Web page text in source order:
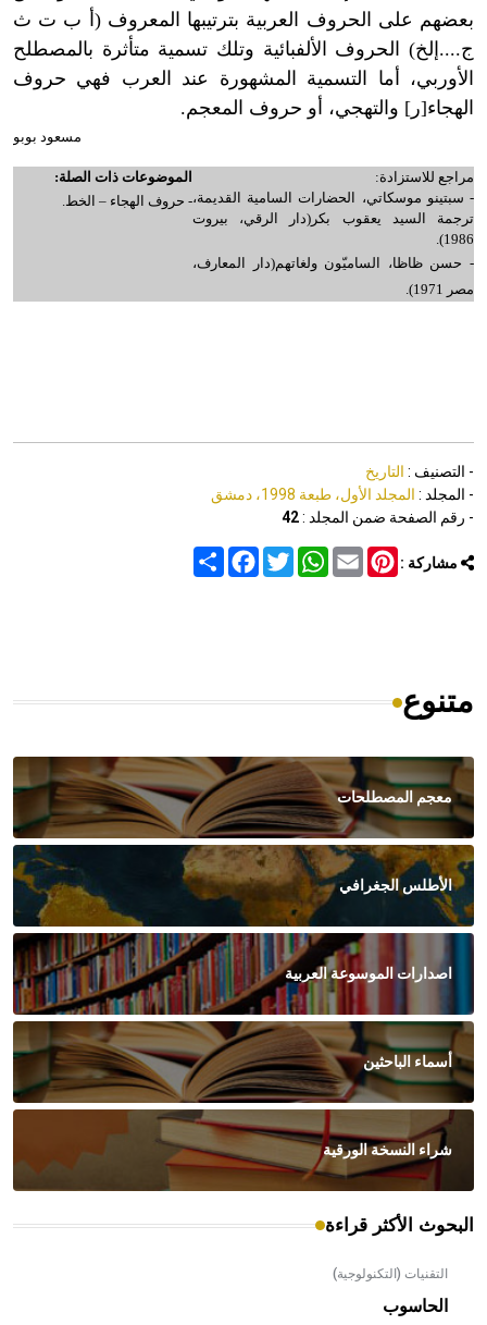
بعضهم على الحروف العربية بترتيبها المعروف (أ ب ت ث
ج....إلخ) الحروف الألفبائية وتلك تسمية متأثرة بالمصطلح
الأوربي، أما التسمية المشهورة عند العرب فهي حروف
الهجاء[ر] والتهجي، أو حروف المعجم.
مسعود بوبو
مراجع للاستزادة:
- سبتينو موسكاتي، الحضارات السامية القديمة،
ترجمة السيد يعقوب بكر(دار الرقي، بيروت
1986).
- حسن ظاظا، الساميّون ولغاتهم(دار المعارف،
مصر 1971).
الموضوعات ذات الصلة:
- حروف الهجاء – الخط.
- التصنيف : التاريخ
- المجلد : المجلد الأول، طبعة 1998، دمشق
- رقم الصفحة ضمن المجلد :42
مشاركة : Share
FacebookTwitter
WhatsAppEmail
Pinterest
متنوع
معجم المصطلحات
الأطلس الجغرافي
اصدارات الموسوعة العربية
أسماء الباحثين
شراء النسخة الورقية
البحوث الأكثر قراءة
التقنيات (التكنولوجية)
الحاسوب